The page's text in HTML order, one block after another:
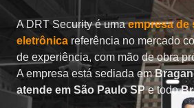
A DRT Security é umaempresa de
eletrônica referência no mercado
de experiência, com mão de obra
A empresa está sediada em
atende em São Paulo SPe todo